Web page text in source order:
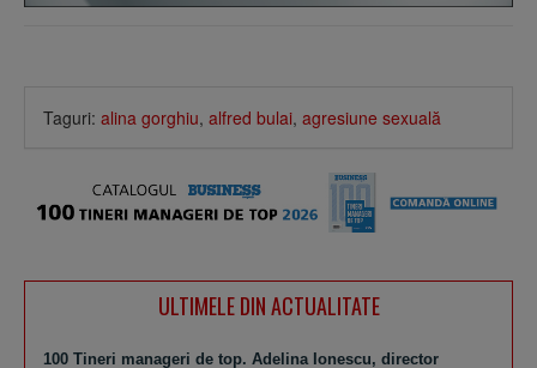
Taguri: alina gorghiu, alfred bulai, agresiune sexuală
ULTIMELE DIN ACTUALITATE
100 Tineri manageri de top. Adelina Ionescu, director